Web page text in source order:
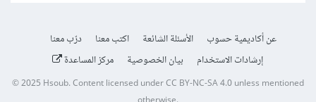
عن أكاديمية حسوب الأسئلة الشائعة اكتب معنا
درّب معنا
إرشادات الاستخدام
بيان الخصوصية مركز المساعدة
© 2025Hsoub.Content licensed underCC BY-NC-SA 4.0unless mentioned